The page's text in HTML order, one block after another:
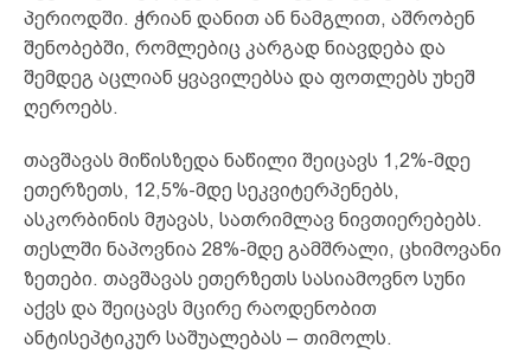
პერიოდში. ჭრიან დანით ან ნამგლით, აშრობენ
შენობებში, რომლებიც კარგად ნიავდება და
შემდეგ აცლიან ყვავილებსა და ფოთლებს უხეშ
ღეროებს.
თავშავას მიწისზედა ნაწილი შეიცავს 1,2%-მდე
ეთერზეთს, 12,5%-მდე სეკვიტერპენებს,
ასკორბინის მჟავას, სათრიმლავ ნივთიერებებს.
თესლში ნაპოვნია 28%-მდე გამშრალი, ცხიმოვანი
ზეთები. თავშავას ეთერზეთს სასიამოვნო სუნი
აქვს და შეიცავს მცირე რაოდენობით
ანტისეპტიკურ საშუალებას – თიმოლს.